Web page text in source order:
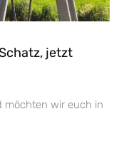
jetzt
möchten wir euch in